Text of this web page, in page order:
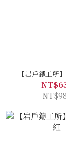
【岩戶鑄工所